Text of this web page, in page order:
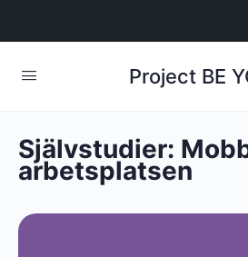
Project BE
Självstudier:
arbetsplatsen